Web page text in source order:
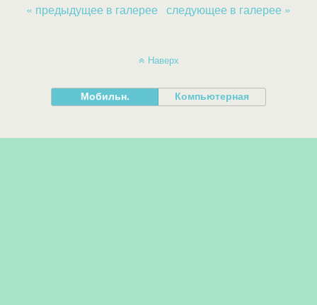
« предыдущее в галерее следующее в галерее »
Наверх
Мобильн. Компьютерная